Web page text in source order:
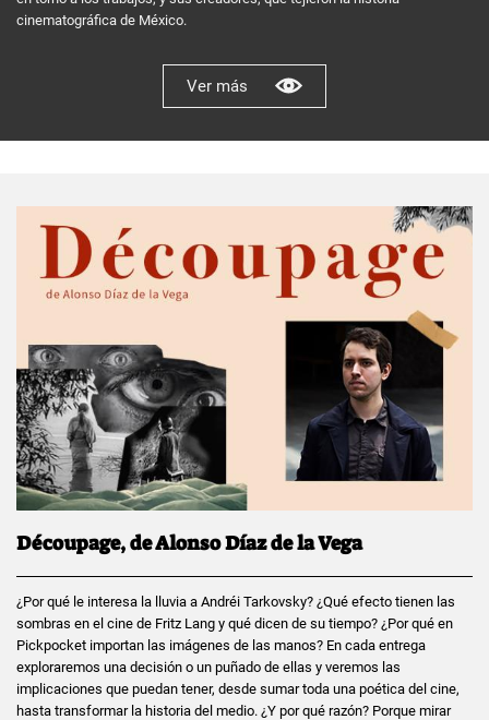
cinematográfica de México.
Ver más
Découpage, de Alonso Díaz de la Vega
¿Por qué le interesa la lluvia a Andréi Tarkovsky? ¿Qué efecto tienen las
sombras en el cine de Fritz Lang y qué dicen de su tiempo? ¿Por qué en
Pickpocket importan las imágenes de las manos? En cada entrega
exploraremos una decisión o un puñado de ellas y veremos las
implicaciones que puedan tener, desde sumar toda una poética del cine,
hasta transformar la historia del medio. ¿Y por qué razón? Porque mirar